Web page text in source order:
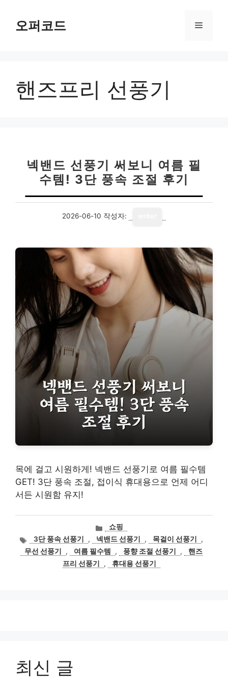
오퍼코드 메
핸즈프리 선풍기
넥밴드 선풍기 써보니 여름 필
수템! 3단 풍속 조절 후기
2026-06-10 작성자:
목에 걸고 시원하게! 넥밴드 선풍기로 여름 필수템
GET! 3단 풍속 조절, 접이식 휴대용으로 언제 어디
서든 시원함 유지!
카
테
고
리
쇼핑
태
그
3단 풍속 선풍기 , 넥밴드 선풍기 , 목걸이 선풍기
,
무선 선풍기
, 여름 필수템 , 풍향 조절 선풍기 ,
핸즈
프리 선풍기
, 휴대용 선풍기
최신 글